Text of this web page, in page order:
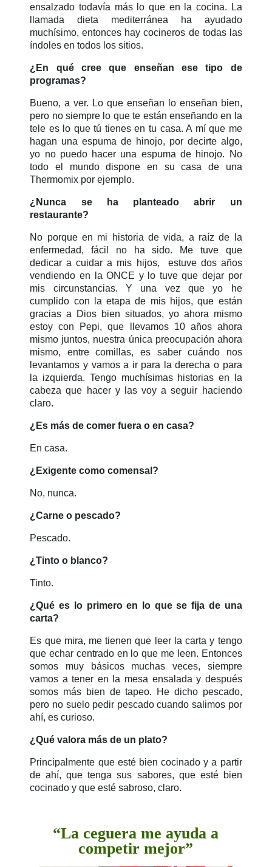
ensalzado todavía más lo que en la cocina. La
llamada dieta mediterránea ha ayudado
muchísimo, entonces hay cocineros de todas las
índoles en todos los sitios.
¿En qué cree que enseñan ese tipo de
programas?
Bueno, a ver. Lo que enseñan lo enseñan bien,
pero no siempre lo que te están enseñando en la
tele es lo que tú tienes en tu casa. A mí que me
hagan una espuma de hinojo, por decirte algo,
yo no puedo hacer una espuma de hinojo. No
todo el mundo dispone en su casa de una
Thermomix por ejemplo.
¿Nunca se ha planteado abrir un
restaurante?
No porque en mi historia de vida, a raíz de la
enfermedad, fácil no ha sido. Me tuve que
dedicar a cuidar a mis hijos, estuve dos años
vendiendo en la ONCE y lo tuve que dejar por
mis circunstancias. Y una vez que yo he
cumplido con la etapa de mis hijos, que están
gracias a Dios bien situados, yo ahora mismo
estoy con Pepi, que llevamos 10 años ahora
mismo juntos, nuestra única preocupación ahora
mismo, entre comillas, es saber cuándo nos
levantamos y vamos a ir para la derecha o para
la izquierda. Tengo muchísimas historias en la
cabeza que hacer y las voy a seguir haciendo
claro.
¿Es más de comer fuera o en casa?
En casa.
¿Exigente como comensal?
No, nunca.
¿Carne o pescado?
Pescado.
¿Tinto o blanco?
Tinto.
¿Qué es lo primero en lo que se fija de una
carta?
Es que mira, me tienen que leer la carta y tengo
que echar centrado en lo que me leen. Entonces
somos muy básicos muchas veces, siempre
vamos a tener en la mesa ensalada y después
somos más bien de tapeo. He dicho pescado,
pero no suelo pedir pescado cuando salimos por
ahí, es curioso.
¿Qué valora más de un plato?
Principalmente que esté bien cocinado y a partir
de ahí, que tenga sus sabores, que esté bien
cocinado y que esté sabroso, claro.
“La ceguera me ayuda a
competir mejor”